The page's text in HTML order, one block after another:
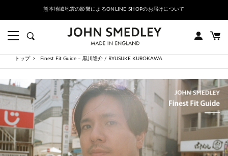
熊本地域地震の影響によるONLINE SHOPのお届けについて
トップ Finest Fit Guide – 黒川隆介 / RYUSUKE KUROKAWA